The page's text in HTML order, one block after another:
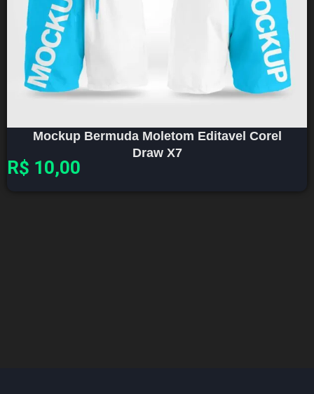
Mockup Bermuda Moletom Editavel Corel
Draw X7
R$ 10,00